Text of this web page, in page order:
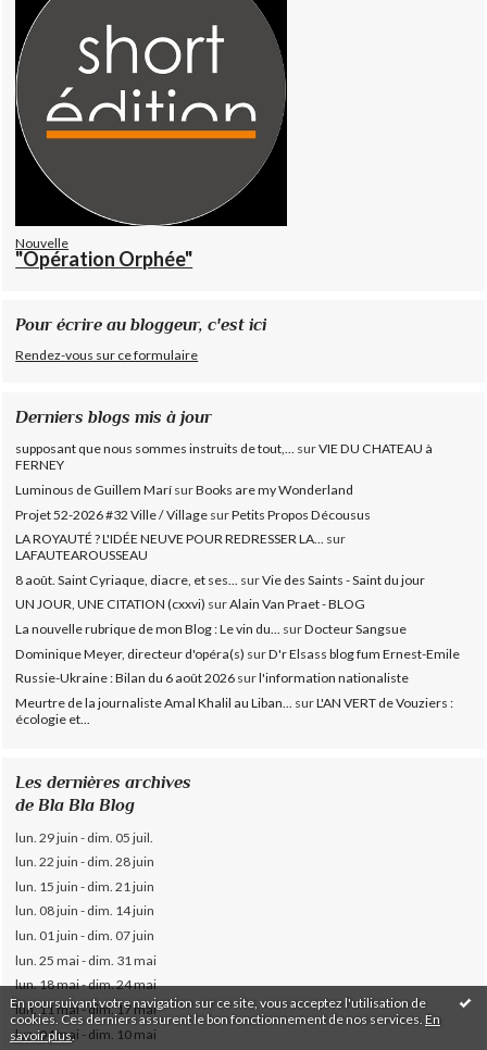
En poursuivant votre navigation sur ce site, vous acceptez l'utilisation de
cookies. Ces derniers assurent le bon fonctionnement de nos services. En
savoir plus.
Nouvelle
"Opération Orphée"
Pour écrire au bloggeur, c'est ici
Rendez-vous sur ce formulaire
Derniers blogs mis à jour
supposant que nous sommes instruits de tout,... surVIE DU CHATEAU à
FERNEY
Luminous de Guillem Marí surBooks are my Wonderland
Projet 52-2026 #32 Ville / Village surPetits Propos Décousus
LA ROYAUTÉ ? L'IDÉE NEUVE POUR REDRESSER LA... sur
LAFAUTEAROUSSEAU
8 août. Saint Cyriaque, diacre, et ses...
surVie des Saints - Saint du jour
UN JOUR, UNE CITATION (cxxvi) surAlain Van Praet - BLOG
La nouvelle rubrique de mon Blog : Le vin du... surDocteur Sangsue
Dominique Meyer, directeur d'opéra(s) surD'r Elsass blog fum Ernest-Emile
Russie-Ukraine : Bilan du 6 août 2026 surl'information nationaliste
Meurtre de la journaliste Amal Khalil au Liban...
surL'AN VERT de Vouziers :
écologie et...
Les dernières archives
de Bla Bla Blog
lun. 29 juin - dim. 05 juil.
lun. 22 juin - dim. 28 juin
lun. 15 juin - dim. 21 juin
lun. 08 juin - dim. 14 juin
lun. 01 juin - dim. 07 juin
lun. 25 mai - dim. 31 mai
lun. 18 mai - dim. 24 mai
lun. 11 mai - dim. 17 mai
lun. 04 mai - dim. 10 mai